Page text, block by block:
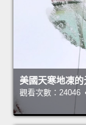
美國天寒地凍
觀看次數：24046